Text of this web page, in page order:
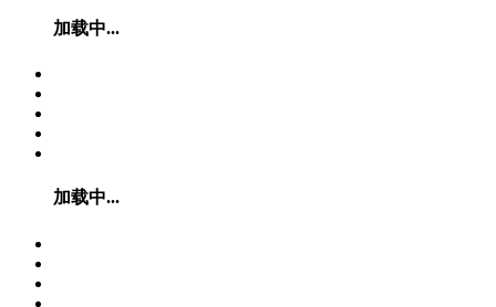
加载中...
加载中...